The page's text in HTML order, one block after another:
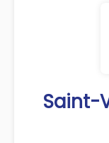
Saint-